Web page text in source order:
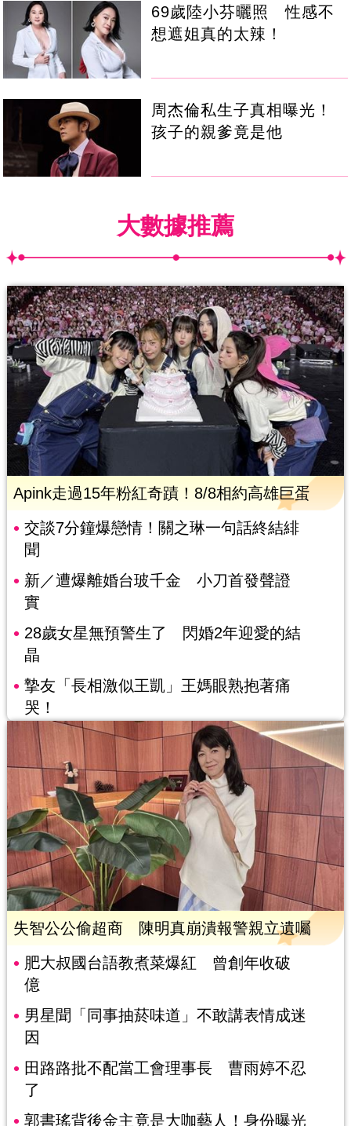
69歲陸小芬曬照 性感不
想遮姐真的太辣！
周杰倫私生子真相曝光！
孩子的親爹竟是他
大數據推薦
Apink走過15年粉紅奇蹟！8/8相約高雄巨蛋
交談7分鐘爆戀情！關之琳一句話終結緋
聞
新／遭爆離婚台玻千金 小刀首發聲證
實
28歲女星無預警生了 閃婚2年迎愛的結
晶
摯友「長相激似王凱」王媽眼熟抱著痛
哭！
失智公公偷超商 陳明真崩潰報警親立遺囑
肥大叔國台語教煮菜爆紅 曾創年收破
億
男星聞「同事抽菸味道」不敢講表情成迷
因
田路路批不配當工會理事長 曹雨婷不忍
了
郭書瑤背後金主竟是大咖藝人！身份曝光